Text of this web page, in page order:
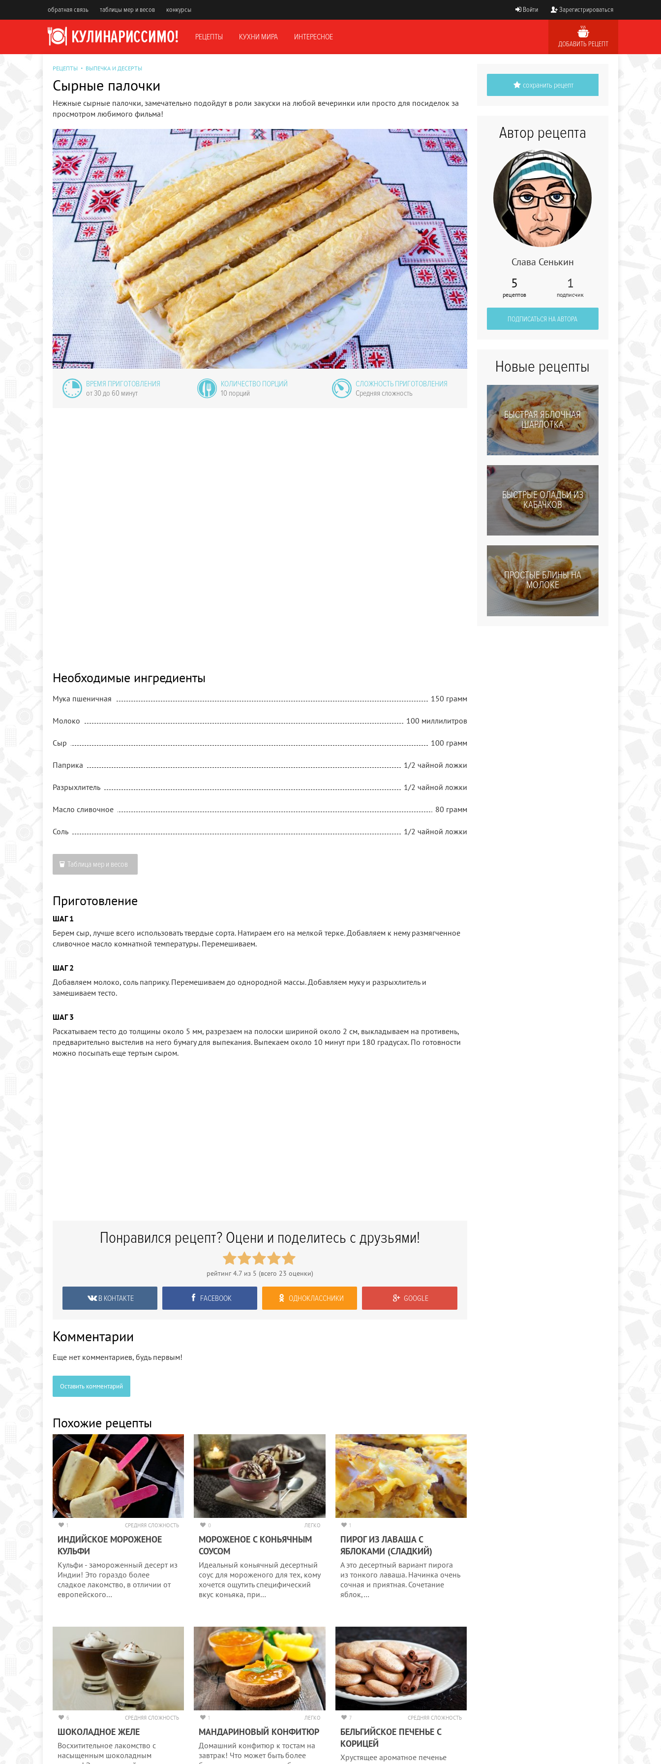
обратная связь таблицы мер и весов конкурсы Войти Зарегистрироваться
РЕЦЕПТЫ КУХНИ МИРА ИНТЕРЕСНОЕ
ДОБАВИТЬ РЕЦЕПТ
РЕЦЕПТЫ ВЫПЕЧКА И ДЕСЕРТЫ
Сырные палочки
Нежные сырные палочки, замечательно подойдут в роли закуски на любой вечеринки или просто для посиделок за
просмотром любимого фильма!
Жареные спринг-
роллы с
креветками и
свининой
ВРЕМЯ ПРИГОТОВЛЕНИЯ
от 30 до 60 минут
КОЛИЧЕСТВО ПОРЦИЙ
10 порций
СЛОЖНОСТЬ ПРИГОТОВЛЕНИЯ
Средняя сложность
Необходимые ингредиенты
Мука пшеничная 150 грамм
Молоко 100 миллилитров
Сыр 100 грамм
Паприка 1/2 чайной ложки
Разрыхлитель 1/2 чайной ложки
Масло сливочное 80 грамм
Соль 1/2 чайной ложки
Таблица мер и весов
Приготовление
ШАГ 1
Берем сыр, лучше всего использовать твердые сорта. Натираем его на мелкой терке. Добавляем к нему размягченное
сливочное масло комнатной температуры. Перемешиваем.
ШАГ 2
Добавляем молоко, соль паприку. Перемешиваем до однородной массы. Добавляем муку и разрыхлитель и
замешиваем тесто.
ШАГ 3
Раскатываем тесто до толщины около 5 мм, разрезаем на полоски шириной около 2 см, выкладываем на противень,
предварительно выстелив на него бумагу для выпекания. Выпекаем около 10 минут при 180 градусах. По готовности
можно посыпать еще тертым сыром.
Понравился рецепт? Оцени и поделитесь с друзьями!
рейтинг4.7из 5 (всего 23 оценки)
В КОНТАКТЕ FACEBOOK ОДНОКЛАССНИКИ GOOGLE
Комментарии
Еще нет комментариев, будь первым!
Оставить комментарий
Похожие рецепты
1 СРЕДНЯЯ СЛОЖНОСТЬ
ИНДИЙСКОЕ МОРОЖЕНОЕ
КУЛЬФИ
Кульфи - замороженный десерт из
Индии! Это гораздо более
сладкое лакомство, в отличии от
европейского…
0 ЛЕГКО
МОРОЖЕНОЕ С КОНЬЯЧНЫМ
СОУСОМ
Идеальный коньячный десертный
соус для мороженого для тех, кому
хочется ощутить специфический
вкус коньяка, при…
1
ПИРОГ ИЗ ЛАВАША С
ЯБЛОКАМИ (СЛАДКИЙ)
А это десертный вариант пирога
из тонкого лаваша. Начинка очень
сочная и приятная. Сочетание
яблок,…
6 СРЕДНЯЯ СЛОЖНОСТЬ
ШОКОЛАДНОЕ ЖЕЛЕ
Восхитительное лакомство с
насыщенным шоколадным
1 ЛЕГКО
МАНДАРИНОВЫЙ КОНФИТЮР
Домашний конфитюр к тостам на
завтрак! Что может быть более
7 СРЕДНЯЯ СЛОЖНОСТЬ
БЕЛЬГИЙСКОЕ ПЕЧЕНЬЕ С
КОРИЦЕЙ
Хрустящее ароматное печенье
сохранить рецепт
Автор рецепта
Слава Сенькин
5
рецептов
1
подписчик
ПОДПИСАТЬСЯ НА АВТОРА
Новые рецепты
БЫСТРАЯ ЯБЛОЧНАЯ
ШАРЛОТКА
БЫСТРЫЕ ОЛАДЬИ ИЗ
КАБАЧКОВ
ПРОСТЫЕ БЛИНЫ НА
МОЛОКЕ